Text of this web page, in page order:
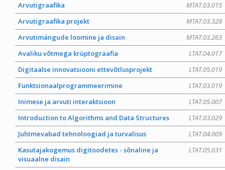
MTAT.03.015
Arvutigraafika
MTAT.03.328
Arvutigraafika projekt
MTAT.03.263
Arvutimängude loomine ja disain
LTAT.04.017
Avaliku võtmega krüptograafia
LTAT.05.019
Digitaalse innovatsiooni ettevõtlusprojekt
LTAT.03.019
Funktsionaalprogrammeerimine
LTAT.05.007
Inimese ja arvuti interaktsioon
LTAT.03.029
Introduction to Algorithms and Data Structures
LTAT.04.009
Juhtmevabad tehnoloogiad ja turvalisus
LTAT.05.031
Kasutajakogemus digitoodetes - sõnaline ja
visuaalne disain